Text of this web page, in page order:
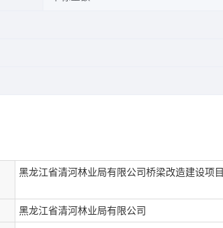
黑龙江省清河林业局有限公司桥梁改造建设项目
黑龙江省清河林业局有限公司